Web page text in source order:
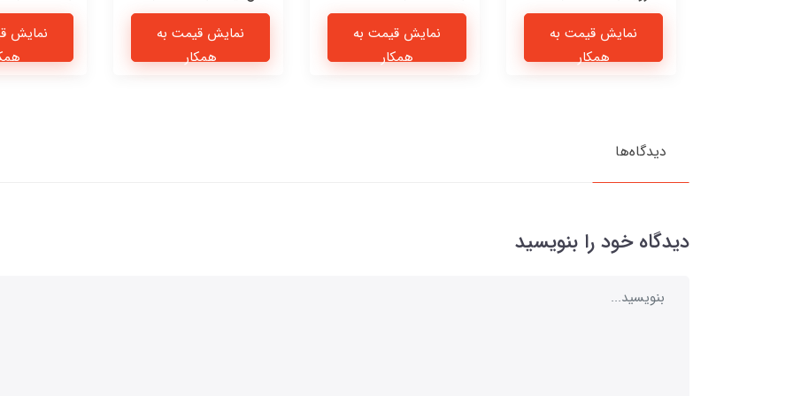
نمایش قیمت به
همکار
نمایش قیمت به
همکار
نمایش قیمت به
همکار
نمایش
دیدگاه‌ها
دیدگاه خود را بنویسید